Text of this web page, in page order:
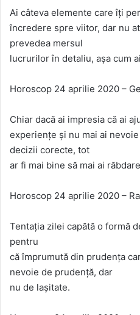
Ai câteva elemente care îți
încredere spre viitor, dar nu
prevedea mersul
lucrurilor în detaliu, așa cum
Horoscop 24 aprilie 2020 –
Chiar dacă ai impresia că ai
experiențe și nu mai ai
decizii corecte, tot
ar fi mai bine să mai ai
Horoscop 24 aprilie 2020 –
Tentația zilei capătă o formă
pentru
că împrumută din prudența
nevoie de prudență, dar
nu de lașitate.